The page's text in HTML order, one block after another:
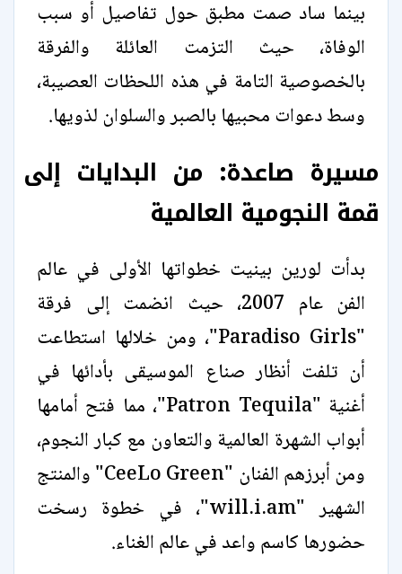
بينما ساد صمت مطبق حول تفاصيل أو سبب
الوفاة، حيث التزمت العائلة والفرقة
بالخصوصية التامة في هذه اللحظات العصيبة،
وسط دعوات محبيها بالصبر والسلوان لذويها.
مسيرة صاعدة: من البدايات إلى
قمة النجومية العالمية
بدأت لورين بينيت خطواتها الأولى في عالم
الفن عام 2007، حيث انضمت إلى فرقة
"Paradiso Girls"، ومن خلالها استطاعت
أن تلفت أنظار صناع الموسيقى بأدائها في
أغنية "Patron Tequila"، مما فتح أمامها
أبواب الشهرة العالمية والتعاون مع كبار النجوم،
ومن أبرزهم الفنان "CeeLo Green" والمنتج
الشهير "will.i.am"، في خطوة رسخت
حضورها كاسم واعد في عالم الغناء.